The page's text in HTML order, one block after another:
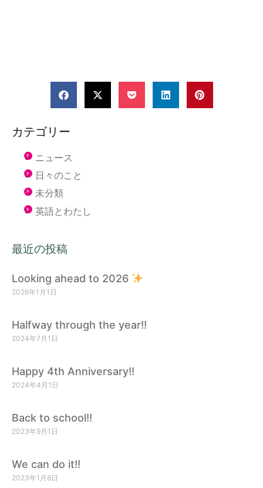
カテゴリー
ニュース
日々のこと
未分類
英語とわたし
最近の投稿
Looking ahead to 2026
2026年1月1日
Halfway through the year!!
2024年7月1日
Happy 4th Anniversary!!
2024年4月1日
Back to school!!
2023年9月1日
We can do it!!
2023年1月8日